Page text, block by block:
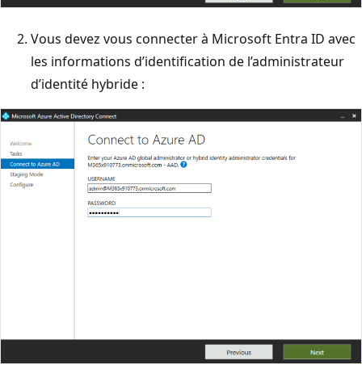
Vous devez vous connecter à Microsoft Entra ID avec
les informations d’identification de l’administrateur
d’identité hybride :